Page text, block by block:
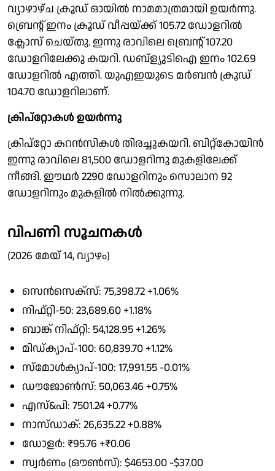
വ്യാഴാഴ്ച ക്രൂഡ് ഓയിൽ നാമമാത്രമായി ഉയർന്നു.
ബ്രെൻ്റ് ഇനം ക്രൂഡ് വീപ്പയ്ക്ക് 105.72 ഡോളറിൽ
ക്ലോസ് ചെയ്തു. ഇന്നു രാവിലെ ബ്രെൻ്റ് 107.20
ഡോളറിലേക്കു കയറി. ഡബ്ള്യുടിഐ ഇനം 102.69
ഡോളറിൽ എത്തി. യുഎഇയുടെ മർബൻ ക്രൂഡ്
104.70 ഡോളറിലാണ്.
ക്രിപ്റ്റോകൾ ഉയർന്നു
ക്രിപ്റ്റോ കറൻസികൾ തിരച്ചുകയറി. ബിറ്റ്കോയിൻ
ഇന്നു രാവിലെ 81,500 ഡോളറിനു മുകളിലേക്ക്
നീങ്ങി. ഈഥർ 2290 ഡോളറിനും സൊലാന 92
ഡോളറിനും മുകളിൽ നിൽക്കുന്നു.
വിപണി സൂചനകൾ
(2026 മേയ് 14, വ്യാഴം)
സെൻസെക്സ്: 75,398.72 +1.06%
നിഫ്റ്റി-50: 23,689.60 +1.18%
ബാങ്ക് നിഫ്റ്റി: 54,128.95 +1.26%
മിഡ്ക്യാപ്-100: 60,839.70 +1.12%
സ്മോൾക്യാപ്-100: 17,991.55 -0.01%
ഡൗജോൺസ്: 50,063.46 +0.75%
എസ്&പി: 7501.24 +0.77%
നാസ്ഡാക്: 26,635.22 +0.88%
ഡോളർ: ₹95.76 +₹0.06
സ്വർണം (ഔൺസ്): $4653.00 -$37.00